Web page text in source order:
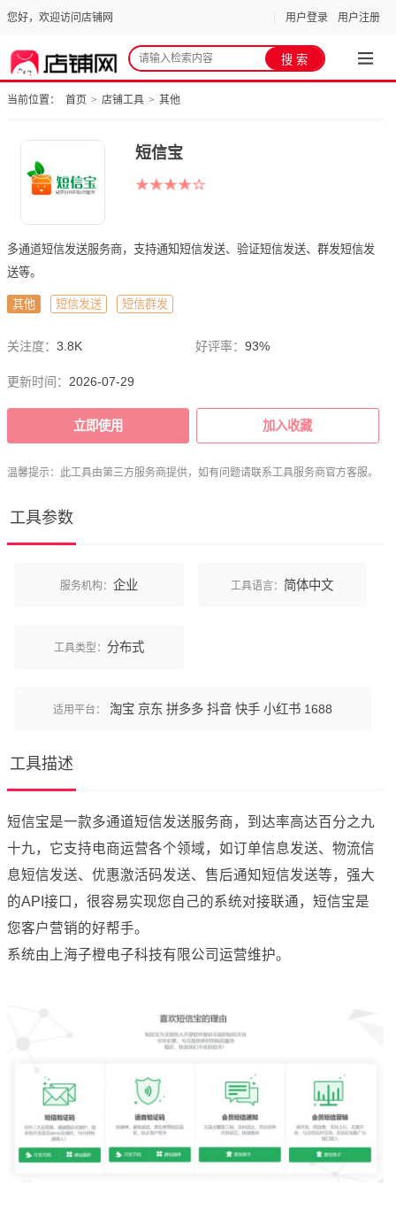
您好，欢迎访问店铺网 用户登录 用户注册
当前位置： 首页 > 店铺工具 > 其他
短信宝
多通道短信发送服务商，支持通知短信发送、验证短信发送、群发短信发
送等。
其他 短信发送 短信群发
关注度： 3.8K 好评率： 93%
更新时间： 2026-07-29
立即使用 加入收藏
温馨提示：此工具由第三方服务商提供，如有问题请联系工具服务商官方客服。
工具参数
服务机构： 企业 工具语言： 简体中文
工具类型： 分布式
适用平台： 淘宝 京东 拼多多 抖音 快手 小红书 1688
工具描述
短信宝是一款多通道短信发送服务商，到达率高达百分之九
十九，它支持电商运营各个领域，如订单信息发送、物流信
息短信发送、优惠激活码发送、售后通知短信发送等，强大
的API接口，很容易实现您自己的系统对接联通，短信宝是
您客户营销的好帮手。
系统由上海子橙电子科技有限公司运营维护。